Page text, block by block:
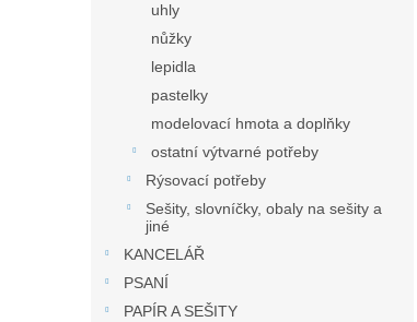
uhly
nůžky
lepidla
pastelky
modelovací hmota a doplňky
ostatní výtvarné potřeby
Rýsovací potřeby
Sešity, slovníčky, obaly na sešity a
jiné
KANCELÁŘ
PSANÍ
PAPÍR A SEŠITY